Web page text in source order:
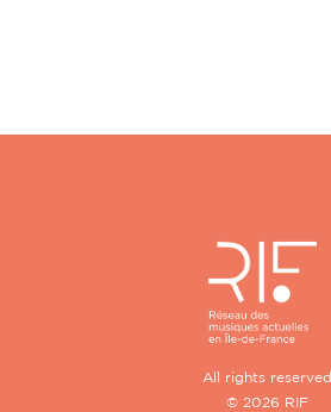
All rights reserved
© 2026 RIF